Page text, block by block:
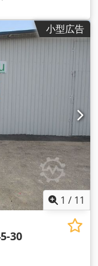
小型広告
1 / 11
30